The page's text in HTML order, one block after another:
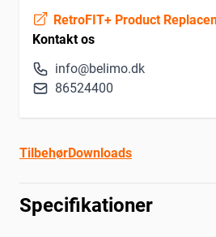
RetroFIT+ Product
Kontakt os
info@belimo.dk
86524400
TilbehørDownloads
Specifikationer